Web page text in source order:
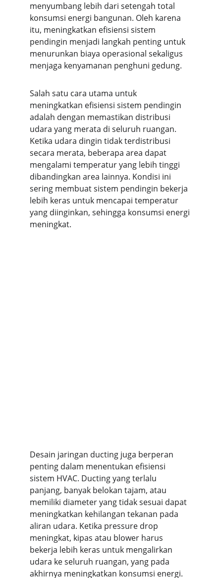
menyumbang lebih dari setengah total
konsumsi energi bangunan. Oleh karena
itu, meningkatkan efisiensi sistem
pendingin menjadi langkah penting untuk
menurunkan biaya operasional sekaligus
menjaga kenyamanan penghuni gedung.
Salah satu cara utama untuk
meningkatkan efisiensi sistem pendingin
adalah dengan memastikan distribusi
udara yang merata di seluruh ruangan.
Ketika udara dingin tidak terdistribusi
secara merata, beberapa area dapat
mengalami temperatur yang lebih tinggi
dibandingkan area lainnya. Kondisi ini
sering membuat sistem pendingin bekerja
lebih keras untuk mencapai temperatur
yang diinginkan, sehingga konsumsi energi
meningkat.
Desain jaringan ducting juga berperan
penting dalam menentukan efisiensi
sistem HVAC. Ducting yang terlalu
panjang, banyak belokan tajam, atau
memiliki diameter yang tidak sesuai dapat
meningkatkan kehilangan tekanan pada
aliran udara. Ketika pressure drop
meningkat, kipas atau blower harus
bekerja lebih keras untuk mengalirkan
udara ke seluruh ruangan, yang pada
akhirnya meningkatkan konsumsi energi.